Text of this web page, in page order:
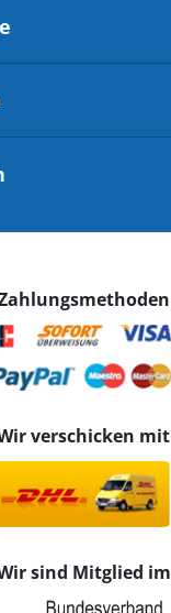
verschicken mit
sind Mitglied im